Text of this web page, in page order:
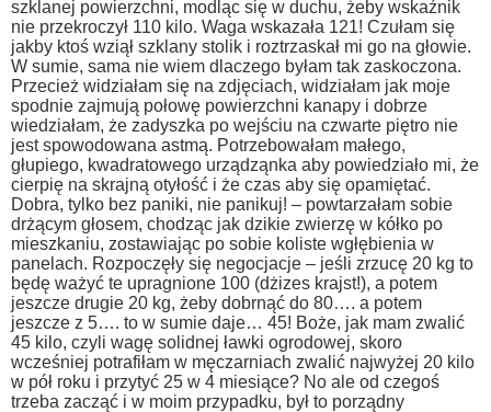
szklanej powierzchni, modląc się w duchu, żeby wskaźnik
nie przekroczył 110 kilo. Waga wskazała 121! Czułam się
jakby ktoś wziął szklany stolik i roztrzaskał mi go na głowie.
W sumie, sama nie wiem dlaczego byłam tak zaskoczona.
Przecież widziałam się na zdjęciach, widziałam jak moje
spodnie zajmują połowę powierzchni kanapy i dobrze
wiedziałam, że zadyszka po wejściu na czwarte piętro nie
jest spowodowana astmą. Potrzebowałam małego,
głupiego, kwadratowego urządząnka aby powiedziało mi, że
cierpię na skrajną otyłość i że czas aby się opamiętać.
Dobra, tylko bez paniki, nie panikuj! – powtarzałam sobie
drżącym głosem, chodząc jak dzikie zwierzę w kółko po
mieszkaniu, zostawiając po sobie koliste wgłębienia w
panelach. Rozpoczęły się negocjacje – jeśli zrzucę 20 kg to
będę ważyć te upragnione 100 (dżizes krajst!), a potem
jeszcze drugie 20 kg, żeby dobrnąć do 80…. a potem
jeszcze z 5…. to w sumie daje… 45! Boże, jak mam zwalić
45 kilo, czyli wagę solidnej ławki ogrodowej, skoro
wcześniej potrafiłam w męczarniach zwalić najwyżej 20 kilo
w pół roku i przytyć 25 w 4 miesiące? No ale od czegoś
trzeba zacząć i w moim przypadku, był to porządny